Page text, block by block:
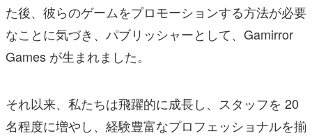
た後、彼らのゲームをプロモーションする方法が必要
なことに気づき、パブリッシャーとして、Gamirror
Games が生まれました。
それ以来、私たちは飛躍的に成長し、スタッフを 20
名程度に増やし、経験豊富なプロフェッショナルを揃